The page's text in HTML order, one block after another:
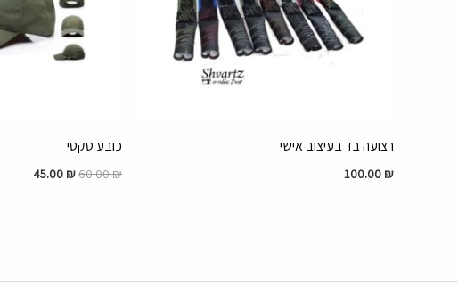
רצועה בד בעיצוב אישי
100.00 ₪
כובע טקטי
60.00₪
45.00 ₪